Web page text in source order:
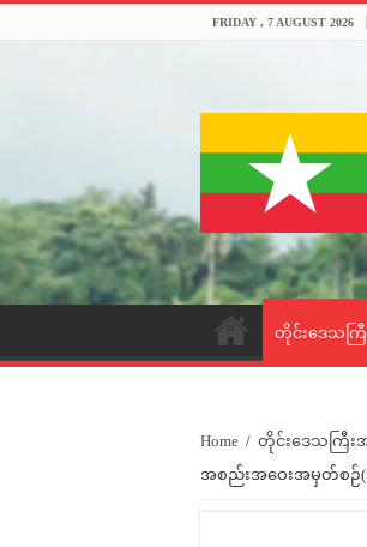
FRIDAY , 7 AUGUST 2026
တိုင်းဒေသကြီ
Home / တိုင်းဒေသကြီးအ
အစည်းအဝေးအမှတ်စဉ်(